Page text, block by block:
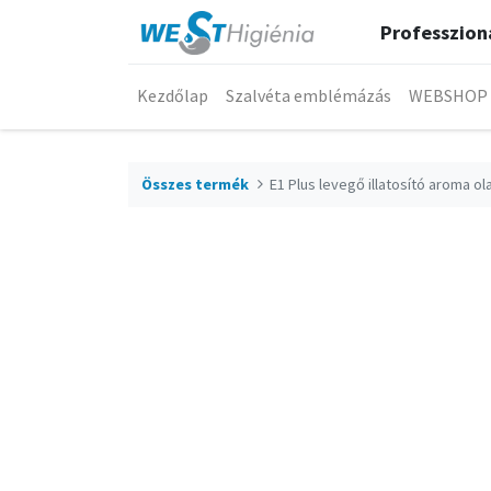
Kezdőlap Szalvéta emblémázás WEBSHOP
Összes termék E1 Plus levegő illatosító aroma